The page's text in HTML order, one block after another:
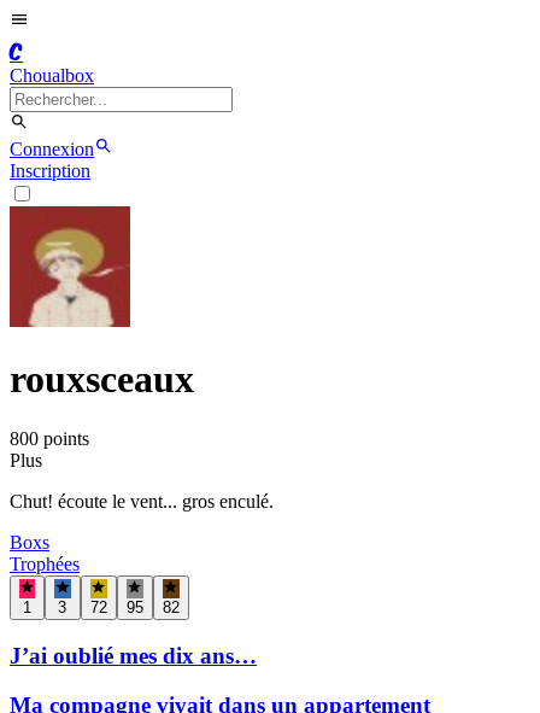
C
Choualbox
Connexion
Inscription
rouxsceaux
800 points
Plus
Chut! écoute le vent... gros enculé.
Boxs
Trophées
1 3 72 95 82
J’ai oublié mes dix ans…
Ma compagne vivait dans un appartement